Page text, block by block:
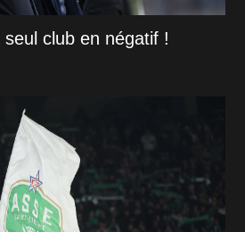
club en négatif !